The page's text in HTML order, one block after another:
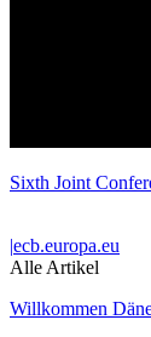
Sixth Joint
|ecb.europa.eu
Alle Artikel
Willkommen